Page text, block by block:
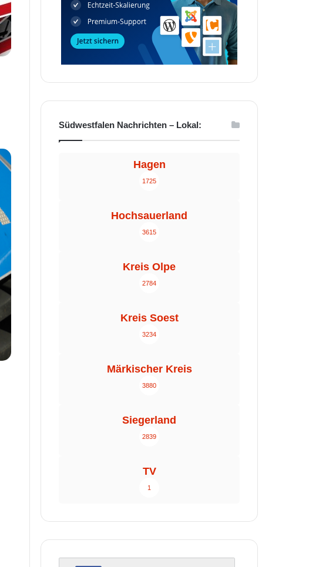
Südwestfalen Nachrichten – Lokal:
Hagen
1725
Hochsauerland
3615
Kreis Olpe
2784
Kreis Soest
3234
Märkischer Kreis
3880
Siegerland
2839
TV
1